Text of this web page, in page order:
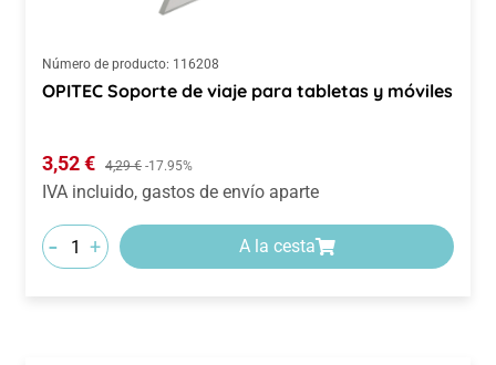
Número de producto: 116208
OPITEC Soporte de viaje para tabletas y móviles
Precio de venta:
3,52 € Precio normal:
4,29 € -17.95%
IVA incluido, gastos de envío aparte
- + A la cesta